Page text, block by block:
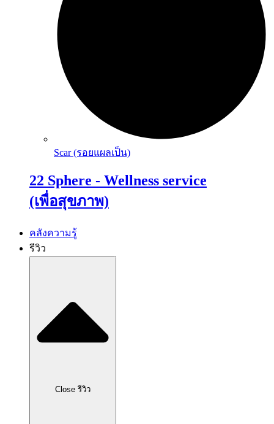
Scar (รอยแผลเป็น)
22 Sphere - Wellness service
(เพื่อสุขภาพ)
คลังความรู้
รีวิว
Close รีวิว